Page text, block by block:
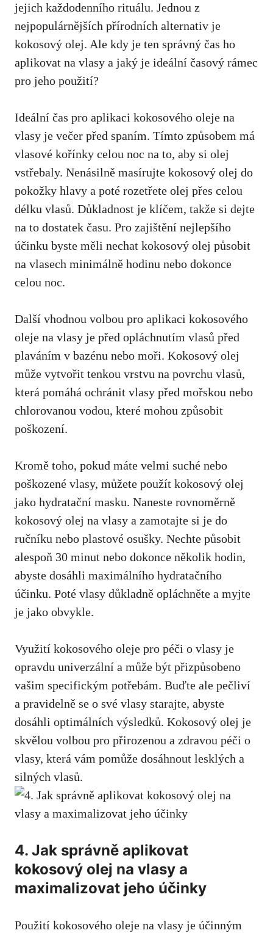
jejich každodenního rituálu. Jednou z
nejpopulárnějších přírodních alternativ je
kokosový olej. Ale kdy je ten správný čas ho
aplikovat na vlasy a jaký je ideální časový rámec
pro jeho použití?
Ideální čas pro aplikaci kokosového oleje na
vlasy je večer před spaním. Tímto způsobem má
vlasové kořínky celou noc na to, aby si olej
vstřebaly. Nenásilně masírujte kokosový olej do
pokožky hlavy a poté rozetřete olej přes celou
délku vlasů. Důkladnost je klíčem, takže si dejte
na to dostatek času. Pro zajištění nejlepšího
účinku byste měli nechat kokosový olej působit
na vlasech minimálně hodinu nebo dokonce
celou noc.
Další vhodnou volbou pro aplikaci kokosového
oleje na vlasy je před opláchnutím vlasů před
plaváním v bazénu nebo moři. Kokosový olej
může vytvořit tenkou vrstvu na povrchu vlasů,
která pomáhá ochránit vlasy před mořskou nebo
chlorovanou vodou, které mohou způsobit
poškození.
Kromě toho, pokud máte velmi suché nebo
poškozené vlasy, můžete použít kokosový olej
jako hydratační masku. Naneste rovnoměrně
kokosový olej na vlasy a zamotajte si je do
ručníku nebo plastové osušky. Nechte působit
alespoň 30 minut nebo dokonce několik hodin,
abyste dosáhli maximálního hydratačního
účinku. Poté vlasy důkladně opláchněte a myjte
je jako obvykle.
Využití kokosového oleje pro péči o vlasy je
opravdu univerzální a může být přizpůsobeno
vašim specifickým potřebám. Buďte ale pečliví
a pravidelně se o své vlasy starajte, abyste
dosáhli optimálních výsledků. Kokosový olej je
skvělou volbou pro přirozenou a zdravou péči o
vlasy, která vám pomůže dosáhnout lesklých a
silných vlasů.
4. Jak správně aplikovat
kokosový olej na vlasy a
maximalizovat jeho účinky
Použití kokosového oleje na vlasy je účinným